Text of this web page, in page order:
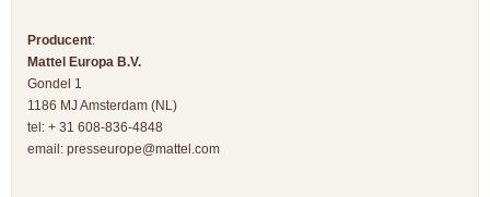
Producent:
Mattel Europa B.V.
Gondel 1
1186 MJ Amsterdam (NL)
tel: + 31 608-836-4848
email: presseurope@mattel.com